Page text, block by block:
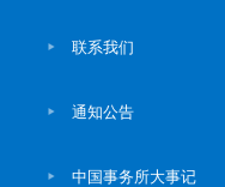
联系我们
通知公告
中国事务所大事记